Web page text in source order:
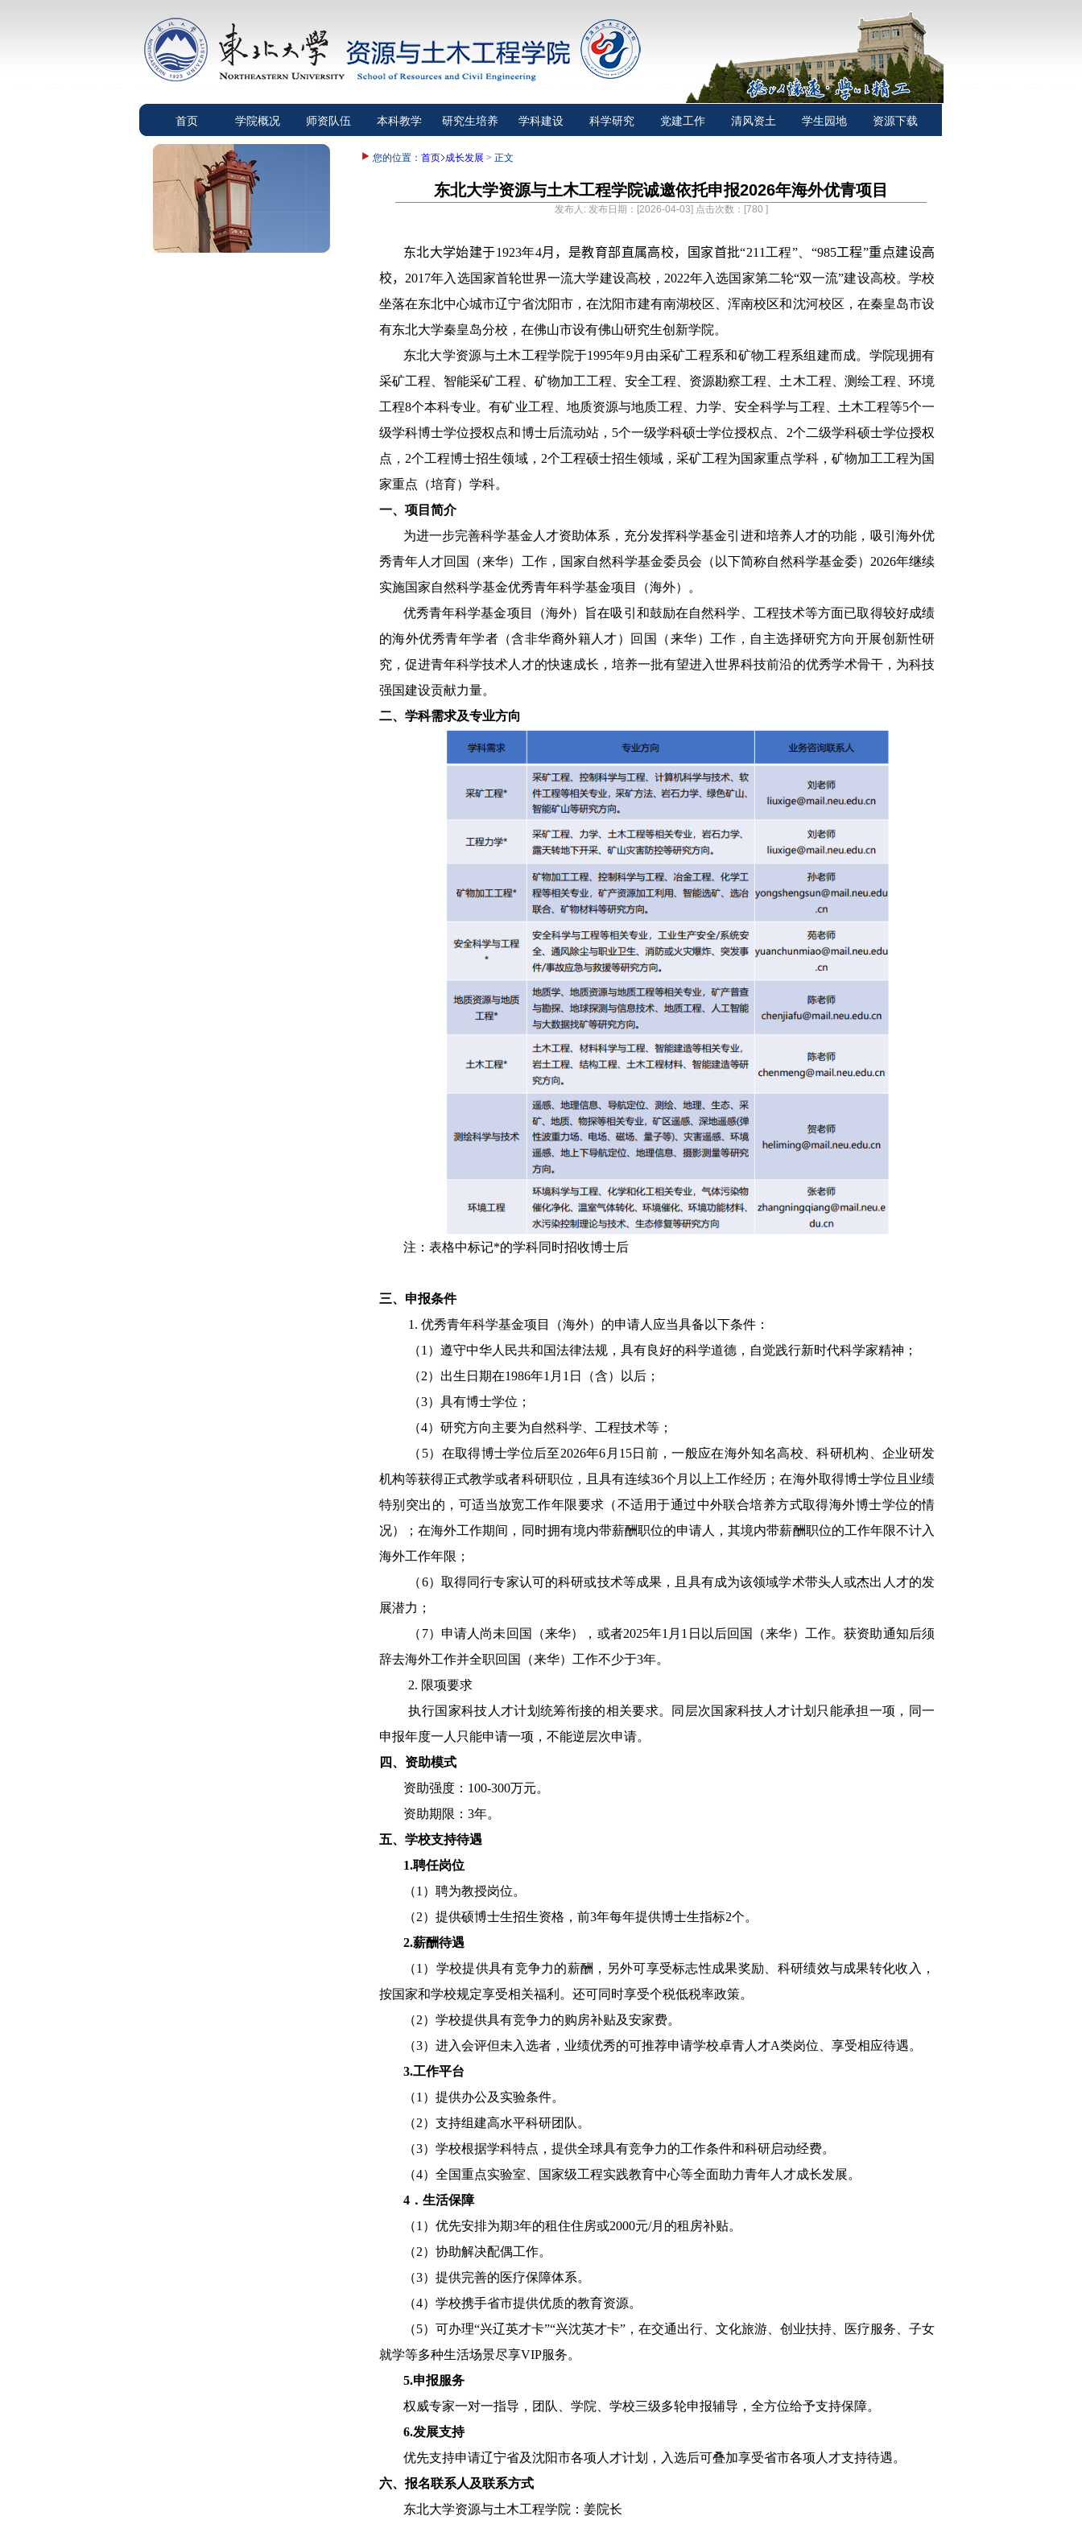
首页 学院概况 师资队伍 本科教学 研究生培养 学科建设 科学研究 党建工作 清风资土 学生园地 资源下载
您的位置： 首页 成长发展 > 正文
东北大学资源与土木工程学院诚邀依托申报2026年海外优青项目
发布人: 发布日期：[2026-04-03] 点击次数：[780 ]
东北大学始建于1923年4月， 是教育部直属高校， 国家首批“211 工程”、“985工程”重点建设高
校， 2017年入选国家首轮世界一流大学建设高校， 2022年入选国家第二轮“双一流”建设高校。学校
坐落在东北中心城市辽宁省沈阳市，在沈阳市建有南湖校区、浑南校区和沈河校区，在秦皇岛市设
有东北大学秦皇岛分校，在佛山市设有佛山研究生创新学院。
东北大学资源与土木工程学院于1995年9月由采矿工程系和矿物工程系组建而成。学院现拥有
采矿工程、智能采矿工程、矿物加工工程、安全工程、资源勘察工程、土木工程、测绘工程、环境
工程8个本科专业。有矿业工程、地质资源与地质工程、力学、安全科学与工程、土木工程等5个一
级学科博士学位授权点和博士后流动站， 5个一级学科硕士学位授权点、 2个二级学科硕士学位授权
点， 2个工程博士招生领域， 2个工程硕士招生领域，采矿工程为国家重点学科，矿物加工工程为国
家重点（培育）学科。
一、项目简介
为进一步完善科学基金人才资助体系，充分发挥科学基金引进和培养人才的功能，吸引海外优
秀青年人才回国（来华）工作，国家自然科学基金委员会（以下简称自然科学基金委） 2026年继续
实施国家自然科学基金优秀青年科学基金项目（海外）。
优秀青年科学基金项目（海外）旨在吸引和鼓励在自然科学、工程技术等方面已取得较好成绩
的海外优秀青年学者（含非华裔外籍人才）回国（来华）工作，自主选择研究方向开展创新性研
究，促进青年科学技术人才的快速成长，培养一批有望进入世界科技前沿的优秀学术骨干，为科技
强国建设贡献力量。
二、学科需求及专业方向
注：表格中标记*的学科同时招收博士后
三、申报条件
1.优秀青年科学基金项目（海外）的申请人应当具备以下条件：
（1 ）遵守中华人民共和国法律法规，具有良好的科学道德，自觉践行新时代科学家精神；
（2）出生日期在1986年1 月 1 日（含）以后；
（3）具有博士学位；
（4）研究方向主要为自然科学、工程技术等；
（ 5）在取得博士学位后至2026年6 月 15日前，一般应在海外知名高校、科研机构、企业研发
机构等获得正式教学或者科研职位，且具有连续36个月以上工作经历；在海外取得博士学位且业绩
特别突出的，可适当放宽工作年限要求（不适用于通过中外联合培养方式取得海外博士学位的情
况）；在海外工作期间，同时拥有境内带薪酬职位的申请人，其境内带薪酬职位的工作年限不计入
海外工作年限；
（6）取得同行专家认可的科研或技术等成果，且具有成为该领域学术带头人或杰出人才的发
展潜力；
（ 7）申请人尚未回国（来华），或者2025年1 月 1 日以后回国（来华）工作。获资助通知后须
辞去海外工作并全职回国（来华）工作不少于3年。
2. 限项要求
执行国家科技人才计划统筹衔接的相关要求。同层次国家科技人才计划只能承担一项，同一
申报年度一人只能申请一项，不能逆层次申请。
四、资助模式
资助强度： 100-300万元。
资助期限： 3年。
五、学校支持待遇
1.聘任岗位
（1 ）聘为教授岗位。
（2）提供硕博士生招生资格，前3年每年提供博士生指标2个。
2.薪酬待遇
（1 ）学校提供具有竞争力的薪酬，另外可享受标志性成果奖励、科研绩效与成果转化收入，
按国家和学校规定享受相关福利。还可同时享受个税低税率政策。
（2）学校提供具有竞争力的购房补贴及安家费。
（3）进入会评但未入选者，业绩优秀的可推荐申请学校卓青人才A类岗位、享受相应待遇。
3.工作平台
（1 ）提供办公及实验条件。
（2）支持组建高水平科研团队。
（3）学校根据学科特点，提供全球具有竞争力的工作条件和科研启动经费。
（4）全国重点实验室、国家级工程实践教育中心等全面助力青年人才成长发展。
4．生活保障
（1 ）优先安排为期3年的租住住房或2000元/月的租房补贴。
（2）协助解决配偶工作。
（3）提供完善的医疗保障体系。
（4）学校携手省市提供优质的教育资源。
（5）可办理“兴辽英才卡”“兴沈英才卡”，在交通出行、文化旅游、创业扶持、医疗服务、子女
就学等多种生活场景尽享VIP服务。
5.申报服务
权威专家一对一指导，团队、学院、学校三级多轮申报辅导，全方位给予支持保障。
6.发展支持
优先支持申请辽宁省及沈阳市各项人才计划，入选后可叠加享受省市各项人才支持待遇。
六、报名联系人及联系方式
东北大学资源与土木工程学院：姜院长